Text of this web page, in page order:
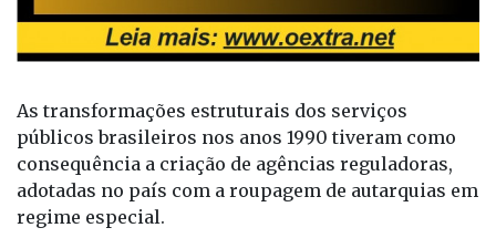
As transformações estruturais dos serviços
públicos brasileiros nos anos 1990 tiveram como
consequência a criação de agências reguladoras,
adotadas no país com a roupagem de autarquias em
regime especial.